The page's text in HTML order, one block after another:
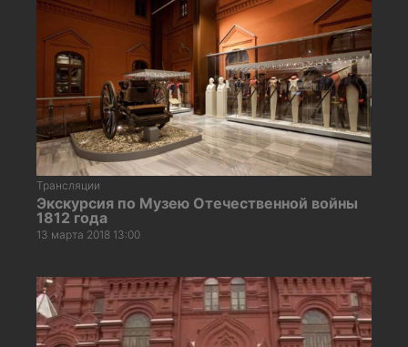
Трансляции
Экскурсия по Музею Отечественной войны
1812 года
13 марта 2018 13:00